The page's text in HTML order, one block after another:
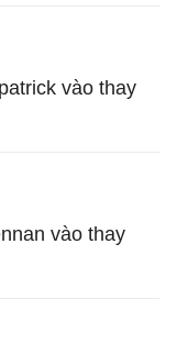
vào thay
vào thay